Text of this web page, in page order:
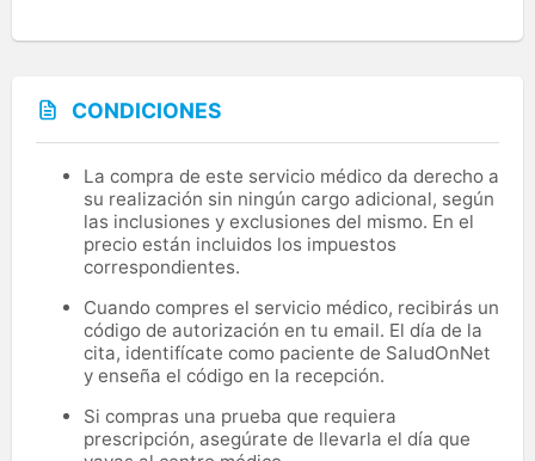
CONDICIONES
La compra de este servicio médico da derecho a
su realización sin ningún cargo adicional, según
las inclusiones y exclusiones del mismo. En el
precio están incluidos los impuestos
correspondientes.
Cuando compres el servicio médico, recibirás un
código de autorización en tu email. El día de la
cita, identifícate como paciente de SaludOnNet
y enseña el código en la recepción.
Si compras una prueba que requiera
prescripción, asegúrate de llevarla el día que